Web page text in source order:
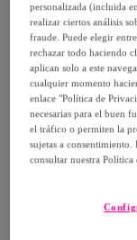
Entrega
Entrega desde
Gratis desde
Entrega: Entre el
personalizada (incluida
realizar ciertos análisis
fraude. Puede elegir
rechazar todo haciendo
aplican solo a este
cualquier momento
enlace "Política de
necesarias para el buen
el tráfico o permiten la
sujetas a
consultar nuestra Política